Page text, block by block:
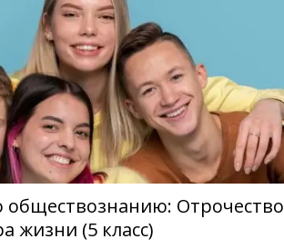
обществознанию: Отрочество
жизни (5 класс)